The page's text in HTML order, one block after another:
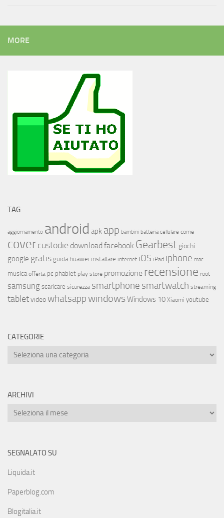
MORE
TAG
aggiornamento android apk app bambini batteria cellulare come
covercustodie download facebook Gearbest giochi
google gratis guida huawei installare internet iOS iPad iphone mac
musica offerta pc phablet play store promozione recensione root
samsungscaricare sicurezza smartphone smartwatch streaming
tabletvideowhatsappwindowsWindows 10 Xiaomi youtube
CATEGORIE
ARCHIVI
SEGNALATO SU
Liquida.it
Paperblog.com
Blogitalia.it